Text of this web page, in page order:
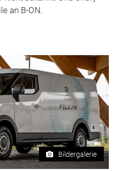
an B-ON.
Bildergalerie